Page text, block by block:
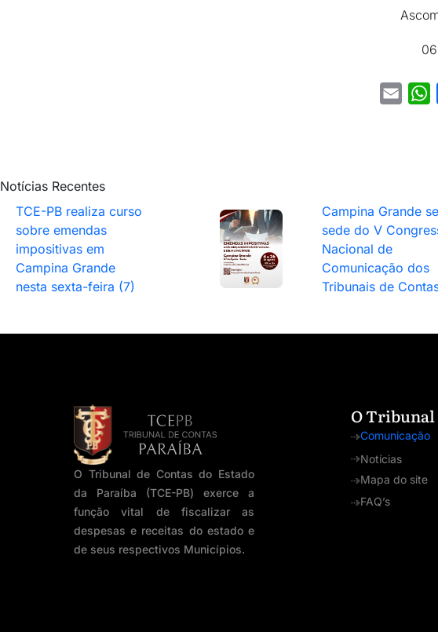
Email
Notícias Recentes
TCE-PB realiza curso
sobre emendas
impositivas em
Campina Grande
nesta sexta-feira (7)
Campina Grande
sede do V
Nacional de
Comunicação dos
Tribunais de
O Tribunal de Contas do Estado
da Paraíba (TCE-PB) exerce a
função vital de fiscalizar as
despesas e receitas do estado e
de seus respectivos Municípios.
O Tribunal
Comunicação
Notícias
Mapa do site
FAQ’s